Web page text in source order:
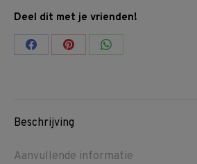
Deel dit met je vrienden!
Share Share Share
Beschrijving
Aanvullende informatie